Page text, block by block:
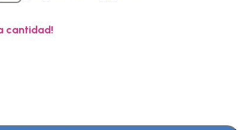
cantidad!